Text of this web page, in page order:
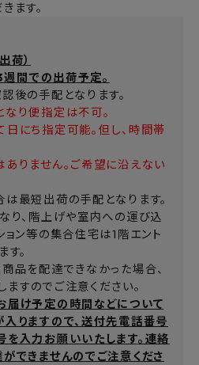
ます。
荷）
間での出荷予定。
後の手配となります。
り便指定は不可。
にち指定可能。但し、時間帯
りません。ご希望に沿えない
最短出荷の手配となります。
り、階上げや室内への運び込
ョン等の集合住宅は1階エント
。
品を配達できなかった場合、
すのでご注意ください。
け予定の時間などについて
りますので、送付先電話番号
入力お願いいたします。連絡
できませんのでご注意くださ